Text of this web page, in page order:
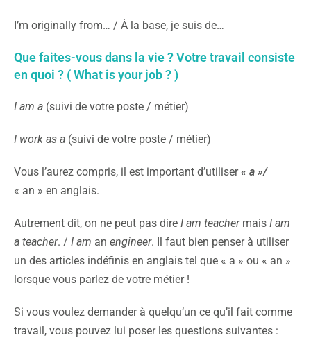
I’m originally from… / À la base, je suis de…
Que faites-vous dans la vie ? Votre travail consiste
en quoi ? ( What is your job ? )
I am a (suivi de votre poste / métier)
I work as a (suivi de votre poste / métier)
Vous l’aurez compris, il est important d’utiliser« a »/
« an » en anglais.
Autrement dit, on ne peut pas dire I am teachermais I am
a teacher. / I am an engineer. Il faut bien penser à utiliser
un des articles indéfinis en anglais tel que « a » ou « an »
lorsque vous parlez de votre métier !
Si vous voulez demander à quelqu’un ce qu’il fait comme
travail, vous pouvez lui poser les questions suivantes :